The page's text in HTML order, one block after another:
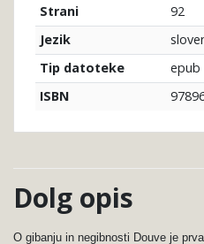
Strani
92
Jezik
Tip datoteke
epub
ISBN
Dolg opis
O gibanju in negibnosti Douve je